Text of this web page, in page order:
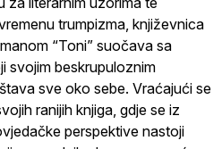
trumpizma, književnica
“Toni” suočava sa
svojim beskrupuloznim
sve oko sebe. Vraćajući se
ranijih knjiga, gdje se iz
perspektive nastoji